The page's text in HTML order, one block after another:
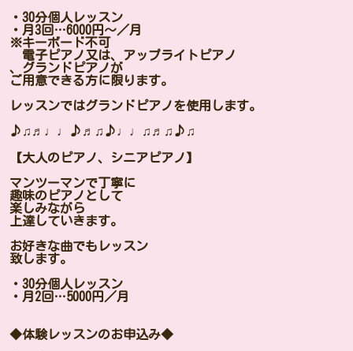
・30分個人レッスン
・月3回…6000円〜／月
※キーボード不可
電子ピアノ又は、アップライトピアノ
、グランドピアノが
ご用意できる方に限ります。
レッスンではグランドピアノを使用します。
♪♫♬♩♩♪♬♫♪♩♩♫♬♫♪♫
【大人のピアノ、シニアピアノ】
マンツーマンで丁寧に
趣味のピアノとして
楽しみながら
上達していきます。
お好きな曲でもレッスン
致します。
・30分個人レッスン
・月2回…5000円／月
◆体験レッスンのお申込み◆